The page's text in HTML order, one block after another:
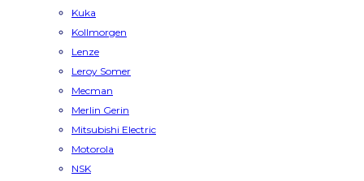
Kuka
Kollmorgen
Lenze
Leroy Somer
Mecman
Merlin Gerin
Mitsubishi Electric
Motorola
NSK